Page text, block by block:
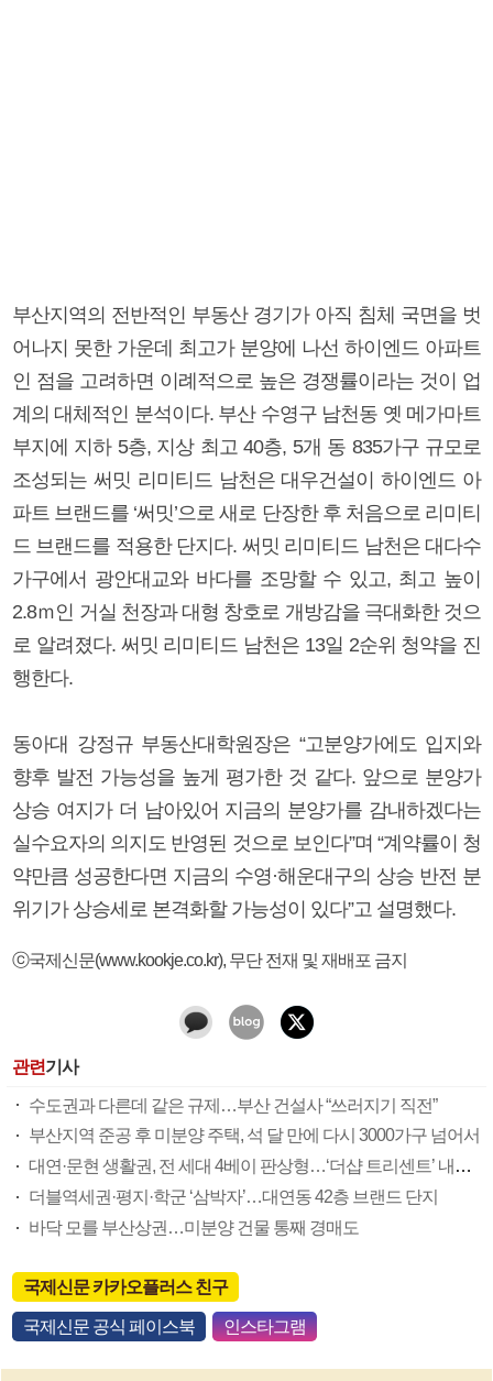
부산지역의 전반적인 부동산 경기가 아직 침체 국면을 벗
어나지 못한 가운데 최고가 분양에 나선 하이엔드 아파트
인 점을 고려하면 이례적으로 높은 경쟁률이라는 것이 업
계의 대체적인 분석이다. 부산 수영구 남천동 옛 메가마트
부지에 지하 5층, 지상 최고 40층, 5개 동 835가구 규모로
조성되는 써밋 리미티드 남천은 대우건설이 하이엔드 아
파트 브랜드를 ‘써밋’으로 새로 단장한 후 처음으로 리미티
드 브랜드를 적용한 단지다. 써밋 리미티드 남천은 대다수
가구에서 광안대교와 바다를 조망할 수 있고, 최고 높이
2.8ｍ인 거실 천장과 대형 창호로 개방감을 극대화한 것으
로 알려졌다. 써밋 리미티드 남천은 13일 2순위 청약을 진
행한다.
동아대 강정규 부동산대학원장은 “고분양가에도 입지와
향후 발전 가능성을 높게 평가한 것 같다. 앞으로 분양가
상승 여지가 더 남아있어 지금의 분양가를 감내하겠다는
실수요자의 의지도 반영된 것으로 보인다”며 “계약률이 청
약만큼 성공한다면 지금의 수영·해운대구의 상승 반전 분
위기가 상승세로 본격화할 가능성이 있다”고 설명했다.
ⓒ국제신문(www.kookje.co.kr), 무단 전재 및 재배포 금지
관련기사
수도권과 다른데 같은 규제…부산 건설사 “쓰러지기 직전”
부산지역 준공 후 미분양 주택, 석 달 만에 다시 3000가구 넘어서
대연·문현 생활권, 전 세대 4베이 판상형…‘더샵 트리센트’ 내달 분양
더블역세권·평지·학군 ‘삼박자’…대연동 42층 브랜드 단지
바닥 모를 부산상권…미분양 건물 통째 경매도
국제신문 카카오플러스 친구
국제신문 공식 페이스북 인스타그램